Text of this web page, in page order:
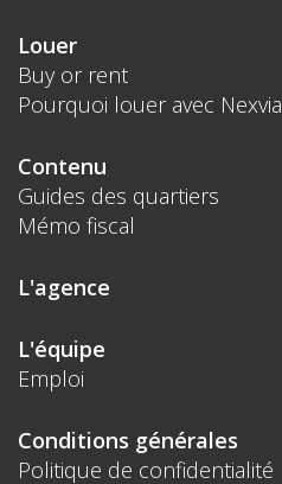
Louer
Buy or rent
Pourquoi louer avec Nexvia
Contenu
Guides des quartiers
Mémo fiscal
L'agence
L'équipe
Emploi
Conditions générales
Politique de confidentialité